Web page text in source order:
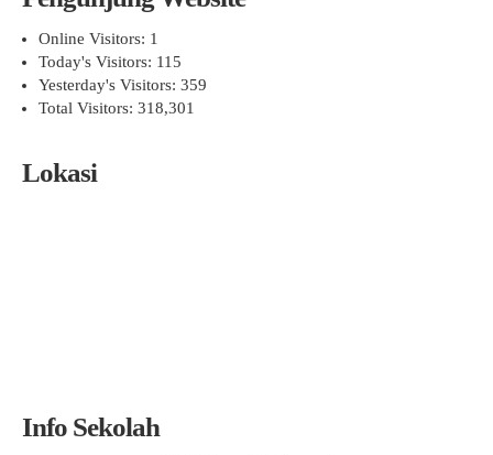
Online Visitors: 1
Today's Visitors: 115
Yesterday's Visitors: 359
Total Visitors: 318,301
Lokasi
Info Sekolah